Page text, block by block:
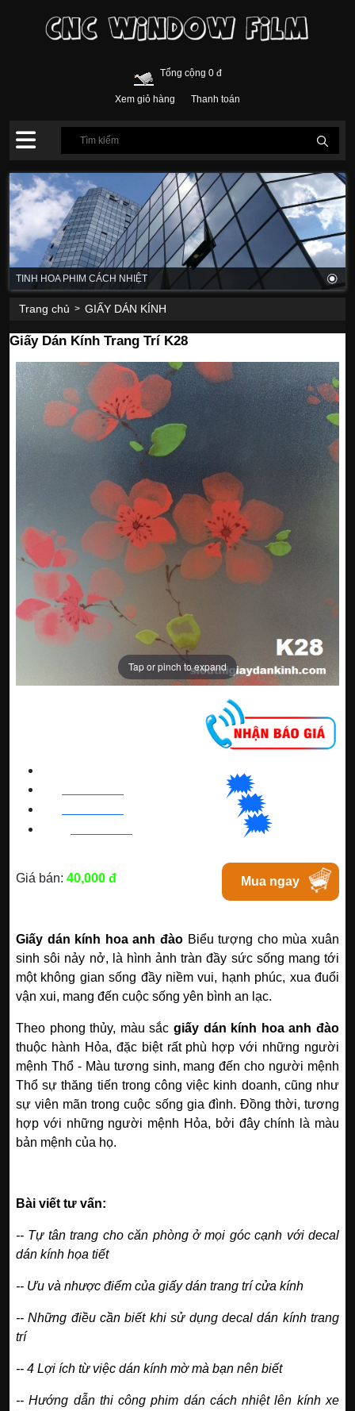
Tổng cộng 0 đ
Xem giỏ hàng Thanh toán
TINH HOA PHIM CÁCH NHIỆT
Trang chủ > GIẤY DÁN KÍNH
Giấy Dán Kính Trang Trí K28
Tap or pinch to expand
🗯
🗯
🗯
Giá bán: 40,000 đ Mua ngay
Giấy dán kính hoa anh đào Biểu tượng cho mùa xuân
sinh sôi nảy nở, là hình ảnh tràn đầy sức sống mang tới
một không gian sống đầy niềm vui, hạnh phúc, xua đuổi
vận xui, mang đến cuộc sống yên bình an lạc.
Theo phong thủy, màu sắc giấy dán kính hoa anh đào
thuộc hành Hỏa, đặc biệt rất phù hợp với những người
mệnh Thổ - Màu tương sinh, mang đến cho người mệnh
Thổ sự thăng tiến trong công việc kinh doanh, cũng như
sự viên mãn trong cuộc sống gia đình. Đồng thời, tương
hợp với những người mệnh Hỏa, bởi đây chính là màu
bản mệnh của họ.
Bài viết tư vấn:
-- Tự tân trang cho căn phòng ở mọi góc cạnh với decal
dán kính họa tiết
-- Ưu và nhược điểm của giấy dán trang trí cửa kính
--Những điều cần biết khi sử dụng decal dán kính trang
trí
-- 4 Lợi ích từ việc dán kính mờ mà bạn nên biết
--Hướng dẫn thi công phim dán cách nhiệt lên kính xe